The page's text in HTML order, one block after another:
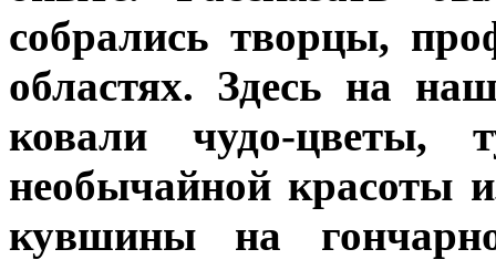
собрались творцы,
областях. Здесь на
ковали чудо-цветы,
необычайной красоты
кувшины на